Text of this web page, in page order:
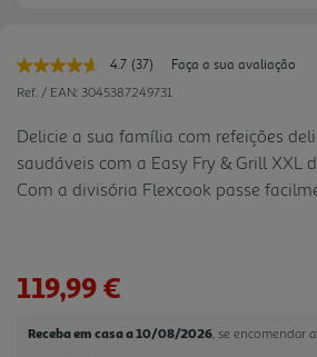
4.7 Leu
37
Link
para
a
mesma
página.
(37)
Faça a sua avaliação
Ref. / EAN: 3045387249731
Delicie a sua família com refeições
saudáveis com a Easy Fry & Grill XXL
Com a divisória Flexcook passe
de ar quente extra crocante e a grelha
119,99 €
Receba em casa a 10/08/2026 , se encomendar